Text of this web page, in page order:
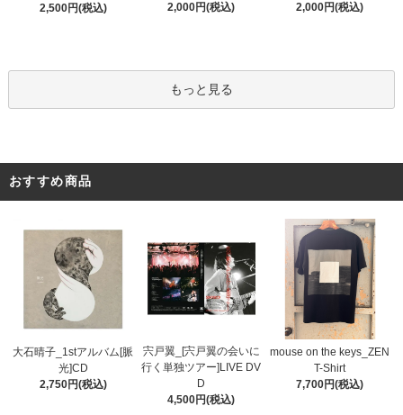
2,500円(税込)
2,000円(税込)
2,000円(税込)
もっと見る
おすすめ商品
大石晴子_1stアルバム[脈
光]CD
2,750円(税込)
宍戸翼_[宍戸翼の会いに
行く単独ツアー]LIVE DV
D
4,500円(税込)
mouse on the keys_ZEN
T-Shirt
7,700円(税込)